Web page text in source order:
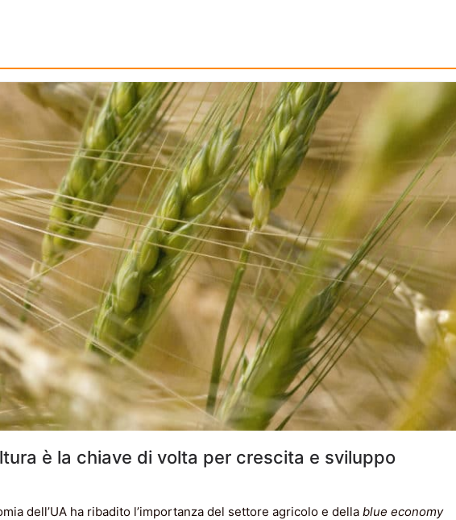
è la chiave di volta per crescita e sviluppo
dell’UA ha ribadito l’importanza del settore agricolo e della blue economy